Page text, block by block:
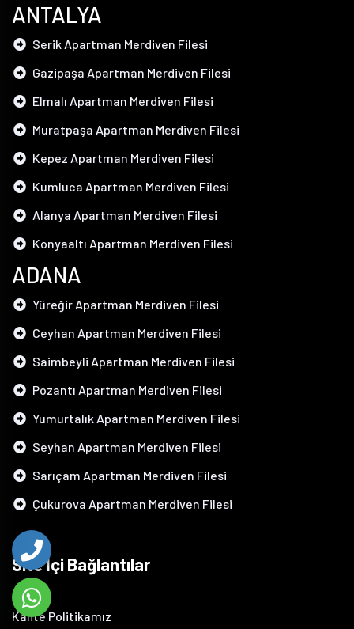
ANTALYA
Serik Apartman Merdiven Filesi
Gazipaşa Apartman Merdiven Filesi
Elmalı Apartman Merdiven Filesi
Muratpaşa Apartman Merdiven Filesi
Kepez Apartman Merdiven Filesi
Kumluca Apartman Merdiven Filesi
Alanya Apartman Merdiven Filesi
Konyaaltı Apartman Merdiven Filesi
ADANA
Yüreğir Apartman Merdiven Filesi
Ceyhan Apartman Merdiven Filesi
Saimbeyli Apartman Merdiven Filesi
Pozantı Apartman Merdiven Filesi
Yumurtalık Apartman Merdiven Filesi
Seyhan Apartman Merdiven Filesi
Sarıçam Apartman Merdiven Filesi
Çukurova Apartman Merdiven Filesi
Site İçi Bağlantılar
Kalite Politikamız